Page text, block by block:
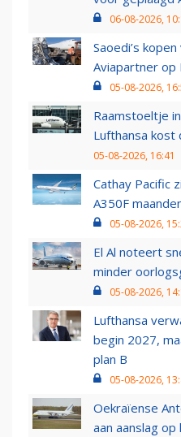
06-08-2026,
Saoedi’s
Aviapartner op
05-08-2026,
Raamstoeltje
Lufthansa
05-08-2026, 16:41
Cathay Pacific
A350F
05-08-2026,
El Al noteert
minder
05-08-2026,
Lufthansa
begin 2027,
plan B
05-08-2026,
Oekraïense
aan aanslag